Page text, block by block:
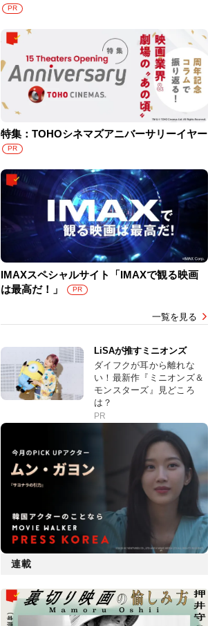
PR
特集：TOHOシネマズアニバーサリーイヤー
PR
IMAXスペシャルサイト「IMAXで観る映画
は最高だ！」
PR
一覧を見る
LiSAが推すミニオンズ
ダイフクが耳から離れな
い！最新作『ミニオンズ＆
モンスターズ』見どころ
は？
PR
連載